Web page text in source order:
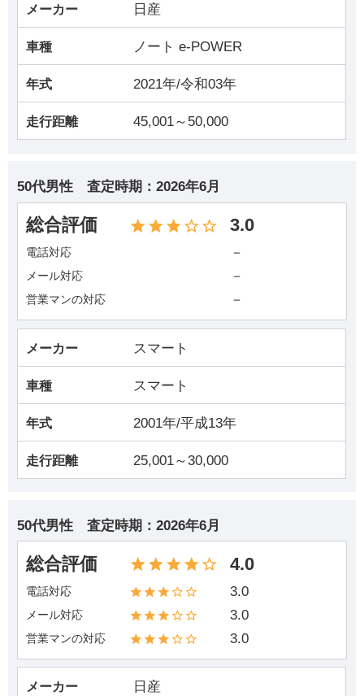
メーカー 日産
車種 ノート e-POWER
年式 2021年/令和03年
走行距離 45,001～50,000
50代男性 査定時期： 2026年6月
総合評価 3.0
電話対応 －
メール対応 －
営業マンの対応 －
メーカー スマート
車種 スマート
年式 2001年/平成13年
走行距離 25,001～30,000
50代男性 査定時期： 2026年6月
総合評価 4.0
電話対応 3.0
メール対応 3.0
営業マンの対応 3.0
メーカー 日産